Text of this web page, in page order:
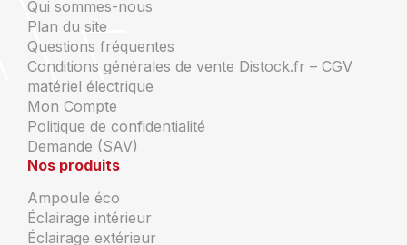
Qui sommes-nous
Plan du site
Questions fréquentes
Conditions générales de vente Distock.fr – CGV
matériel électrique
Mon Compte
Politique de confidentialité
Demande (SAV)
Nos produits
Ampoule éco
Éclairage intérieur
Éclairage extérieur